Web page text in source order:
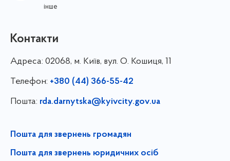
інше
Контакти
Адреса: 02068, м. Київ, вул. О. Кошиця, 11
Телефон: +380 (44) 366-55-42
Пошта: rda.darnytska@kyivcity.gov.ua
Пошта для звернень громадян
Пошта для звернень юридичних осіб